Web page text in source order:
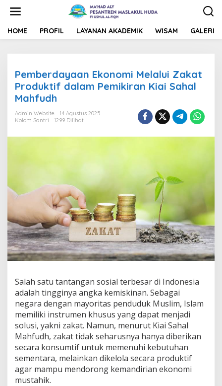
t
HOME PROFIL LAYANAN AKADEMIK WISAM GALERI
Pemberdayaan Ekonomi Melalui Zakat
Produktif dalam Pemikiran Kiai Sahal
Mahfudh
Admin Website
14 Agustus 2025
Kolom Santri
1299 Dilihat
Salah satu tantangan sosial terbesar di Indonesia
adalah tingginya angka kemiskinan. Sebagai
negara dengan mayoritas penduduk Muslim, Islam
memiliki instrumen khusus yang dapat menjadi
solusi, yakni zakat. Namun, menurut Kiai Sahal
Mahfudh, zakat tidak seharusnya hanya diberikan
secara konsumtif untuk memenuhi kebutuhan
sementara, melainkan dikelola secara produktif
agar mampu mendorong kemandirian ekonomi
mustahik.